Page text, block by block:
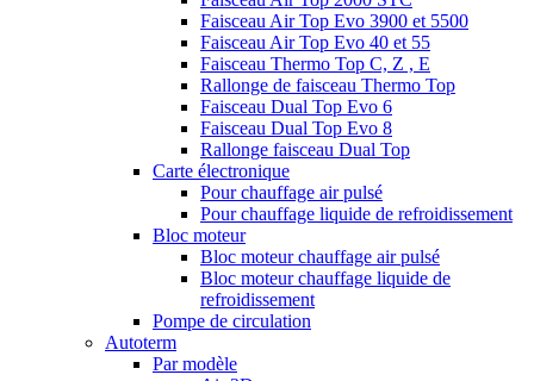
Faisceau Air Top Evo 3900 et 5500
Faisceau Air Top Evo 40 et 55
Faisceau Thermo Top C, Z , E
Rallonge de faisceau Thermo Top
Faisceau Dual Top Evo 6
Faisceau Dual Top Evo 8
Rallonge faisceau Dual Top
Carte électronique
Pour chauffage air pulsé
Pour chauffage liquide de refroidissement
Bloc moteur
Bloc moteur chauffage air pulsé
Bloc moteur chauffage liquide de
refroidissement
Pompe de circulation
Autoterm
Par modèle